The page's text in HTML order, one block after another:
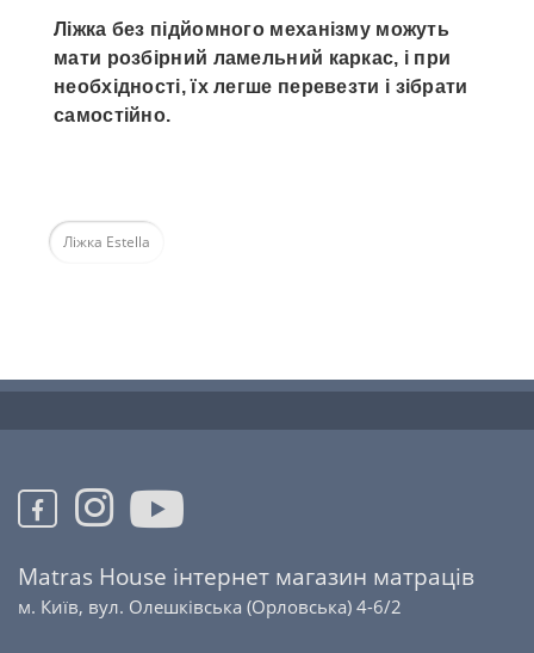
Ліжка без підйомного механізму можуть
мати розбірний ламельний каркас, і при
необхідності, їх легше перевезти і зібрати
самостійно.
Ліжка Estella
Matras House інтернет магазин матраців
м. Київ, вул. Олешківська (Орловська) 4-6/2